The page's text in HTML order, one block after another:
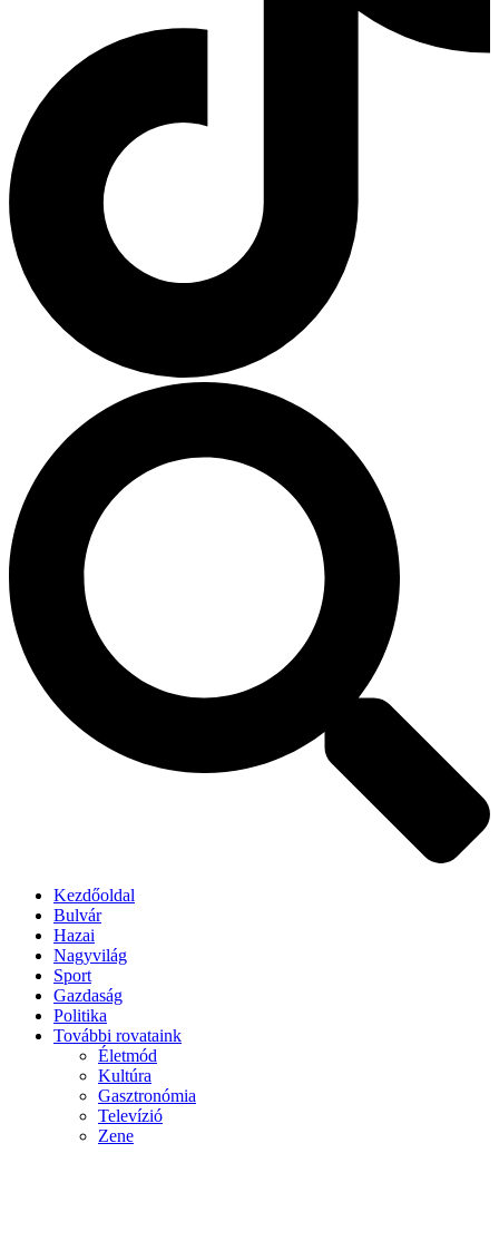
Kezdőoldal
Bulvár
Hazai
Nagyvilág
Sport
Gazdaság
Politika
További rovataink
Életmód
Kultúra
Gasztronómia
Televízió
Zene